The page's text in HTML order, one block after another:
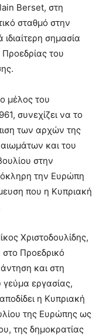
Berset, στη
σταθμό στην
σημασία
Προεδρίας του
μέλος του
συνεχίζει να το
των αρχών της
και του
στην
την Ευρώπη
που η Κυπριακή
Χριστοδουλίδης,
Προεδρικό
και στη
γεύμα εργασίας,
η Κυπριακή
της Ευρώπης ως
της δημοκρατίας